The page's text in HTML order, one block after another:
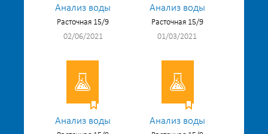
Анализ воды
Расточная 15/9
02/06/2021
Анализ воды
Расточная 15/9
01/03/2021
Анализ воды Анализ воды